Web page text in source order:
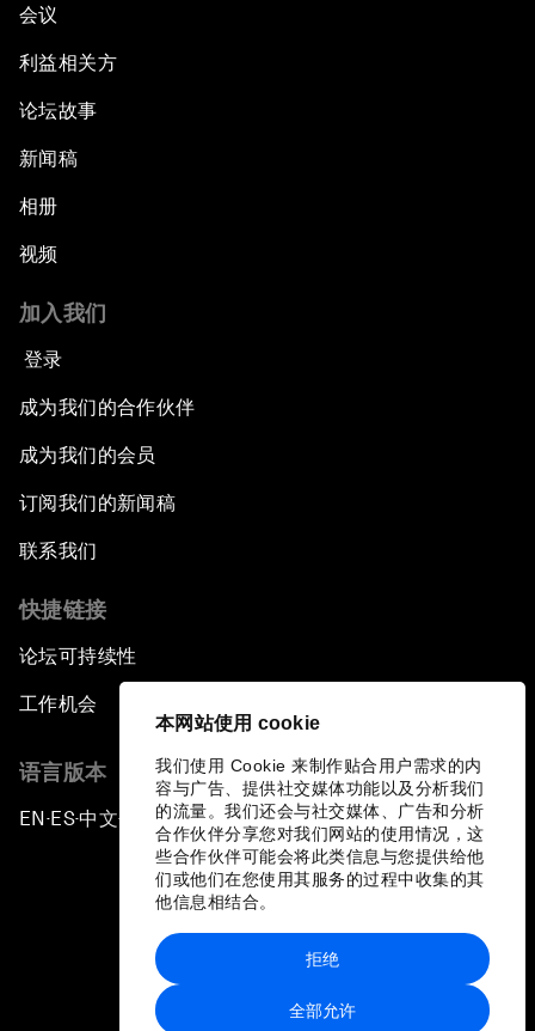
本网站使用 cookie
我们使用 Cookie 来制作贴合用户需求的内
容与广告、提供社交媒体功能以及分析我们
的流量。我们还会与社交媒体、广告和分析
合作伙伴分享您对我们网站的使用情况，这
些合作伙伴可能会将此类信息与您提供给他
们或他们在您使用其服务的过程中收集的其
他信息相结合。
全部允许
拒绝
会议
利益相关方
论坛故事
新闻稿
相册
视频
加入我们
登录
成为我们的合作伙伴
成为我们的会员
订阅我们的新闻稿
联系我们
快捷链接
论坛可持续性
工作机会
语言版本
EN ▪ES▪中文▪ 日本語
站点地图